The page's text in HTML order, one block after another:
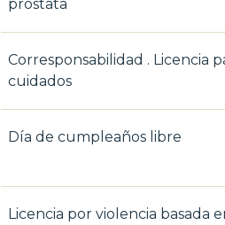
próstata
Corresponsabilidad . Licencia
cuidados
Día de cumpleaños libre
Licencia por violencia basada